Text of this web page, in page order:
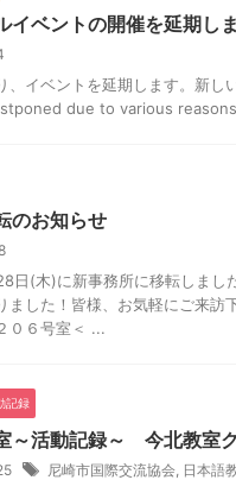
イベントの開催を延期しま
、イベントを延期します。新し
due to various
のお知らせ
日(木)に新事務所に移転しまし
ました！皆様、お気軽にご来
０６号室＜ ...
記録
～活動記録～ 今北教室
尼崎市国際交流協会 日本語